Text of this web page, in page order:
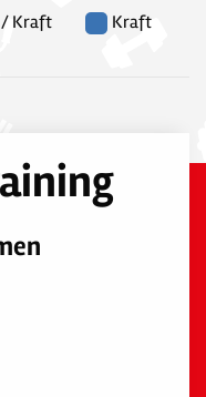
/ Kraft Kraft